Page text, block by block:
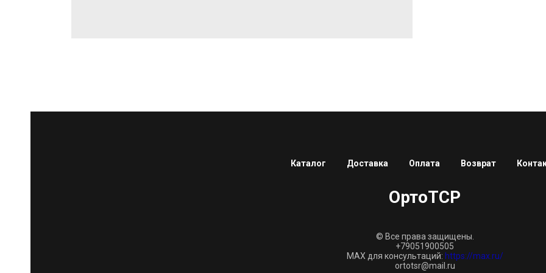
Каталог Доставка Оплата Возврат
ОртоТСР
© Все права защищены.
+79051900505
MAX для консультаций: https://max.ru/
ortotsr@mail.ru